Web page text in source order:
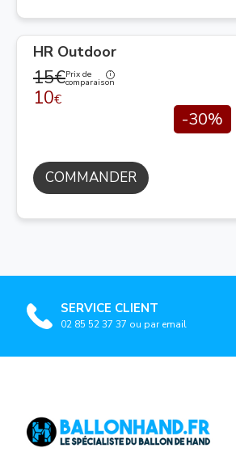
HR Outdoor
15€Prix de
comparaison
10€
-30%
COMMANDER
SERVICE CLIENT
02 85 52 37 37 ou par email